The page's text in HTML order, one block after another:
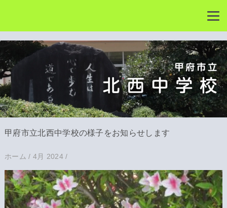
甲府市立北西中学校の様子をお知らせします
ホーム / 4月 2024 /